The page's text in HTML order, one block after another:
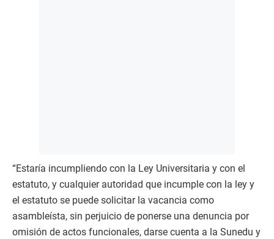
“Estaría incumpliendo con la Ley Universitaria y con el
estatuto, y cualquier autoridad que incumple con la ley y
el estatuto se puede solicitar la vacancia como
asambleísta, sin perjuicio de ponerse una denuncia por
omisión de actos funcionales, darse cuenta a la Sunedu y